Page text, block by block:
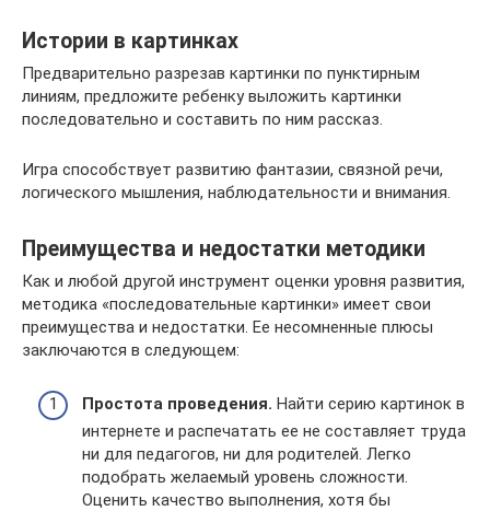
Истории в картинках
Предварительно разрезав картинки по пунктирным
линиям, предложите ребенку выложить картинки
последовательно и составить по ним рассказ.
Игра способствует развитию фантазии, связной речи,
логического мышления, наблюдательности и внимания.
Преимущества и недостатки методики
Как и любой другой инструмент оценки уровня развития,
методика «последовательные картинки» имеет свои
преимущества и недостатки. Ее несомненные плюсы
заключаются в следующем:
Простота проведения. Найти серию картинок в
интернете и распечатать ее не составляет труда
ни для педагогов, ни для родителей. Легко
подобрать желаемый уровень сложности.
Оценить качество выполнения, хотя бы